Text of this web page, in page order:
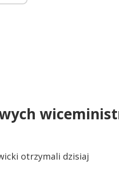
otrzymali dzisiaj